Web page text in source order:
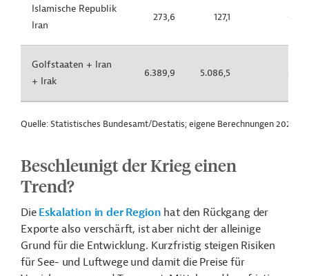
Islamische Republik
Iran
273,6 127,1 -53,6
Golfstaaten + Iran
+ Irak
6.389,9 5.086,5 -20,4
Quelle: Statistisches Bundesamt/Destatis; eigene Berechnungen 2026.
Beschleunigt der Krieg einen
Trend?
DieEskalation in der Region hat den Rückgang der
Exporte also verschärft, ist aber nicht der alleinige
Grund für die Entwicklung. Kurzfristig steigen Risiken
für See- und Luftwege und damit die Preise für